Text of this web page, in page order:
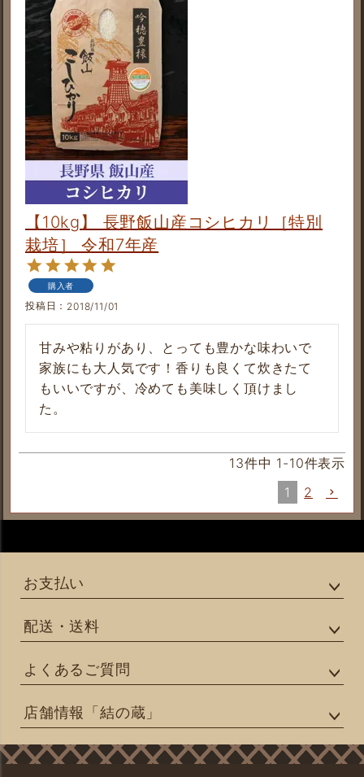
【10kg】 長野飯山産コシヒカリ［特別
栽培］ 令和7年産
購入者
投稿日 2018/11/01
甘みや粘りがあり、とっても豊かな味わいで
家族にも大人気です！香りも良くて炊きたて
もいいですが、冷めても美味しく頂けまし
た。
13件中 1 -10件表示
1
2
お支払い
配送・送料
よくあるご質問
店舗情報「結の蔵」